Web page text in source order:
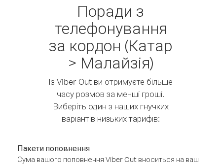
Поради з
телефонування
за кордон (Катар
> Малайзія)
Із Viber Out ви отримуєте більше
часу розмов за менші гроші.
Виберіть один з наших гнучких
варіантів низьких тарифів:
Пакети поповнення
Сума вашого поповнення Viber Out вноситься на ваш